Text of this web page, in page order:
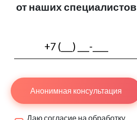
от наших специалистов
Анонимная консультация
Даю согласие на обработку